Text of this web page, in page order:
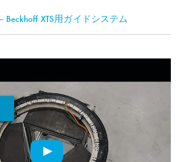
Beckhoff XTS用ガイドシステム